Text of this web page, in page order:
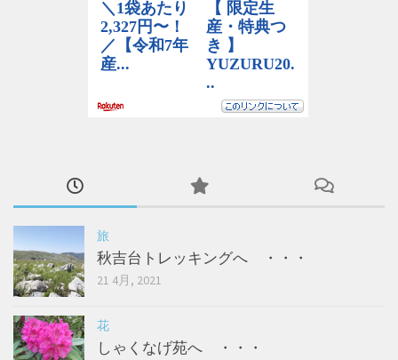
旅
秋吉台トレッキングへ ・・・
21 4月, 2021
花
しゃくなげ苑へ ・・・